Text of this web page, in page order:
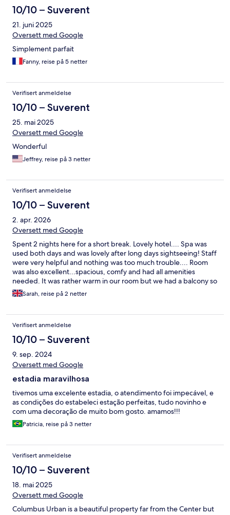
10/10 – Suverent
21. juni 2025
Oversett med Google
Simplement parfait
Fanny, reise på 5 netter
Verifisert anmeldelse
10/10 – Suverent
25. mai 2025
Oversett med Google
Wonderful
Jeffrey, reise på 3 netter
Verifisert anmeldelse
10/10 – Suverent
2. apr. 2026
Oversett med Google
Spent 2 nights here for a short break. Lovely hotel.... Spa was
used both days and was lovely after long days sightseeing! Staff
were very helpful and nothing was too much trouble.... Room
was also excellent...spacious, comfy and had all amenities
needed. It was rather warm in our room but we had a balcony so
just opened the door. Didn't bother us enough to mention it to
staff though! Breakfast was also good, plenty of choice and
Sarah, reise på 2 netter
Verifisert anmeldelse
10/10 – Suverent
9. sep. 2024
Oversett med Google
estadia maravilhosa
tivemos uma excelente estadia, o atendimento foi impecável, e
as condições do estabeleci estação perfeitas, tudo novinho e
com uma decoração de muito bom gosto. amamos!!!
Patricia, reise på 3 netter
Verifisert anmeldelse
10/10 – Suverent
18. mai 2025
Oversett med Google
Columbus Urban is a beautiful property far from the Center but